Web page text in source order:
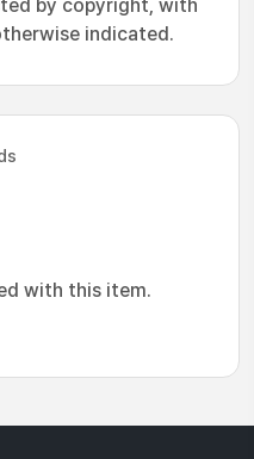
by copyright, with
indicated.
with this item.